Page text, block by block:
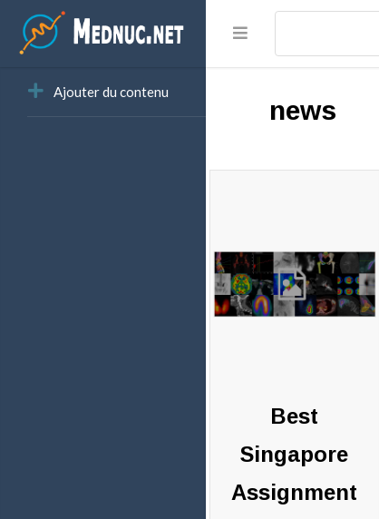
Ajouter du contenu
news
Best
Singapore
Assignment